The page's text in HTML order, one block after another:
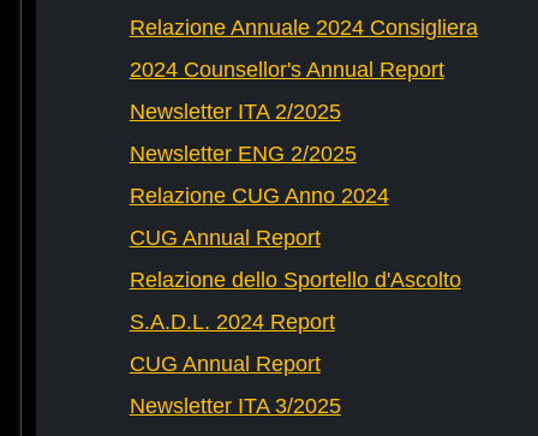
Relazione Annuale 2024 Consigliera
2024 Counsellor's Annual Report
Newsletter ITA 2/2025
Newsletter ENG 2/2025
Relazione CUG Anno 2024
CUG Annual Report
Relazione dello Sportello d'Ascolto
S.A.D.L. 2024 Report
CUG Annual Report
Newsletter ITA 3/2025